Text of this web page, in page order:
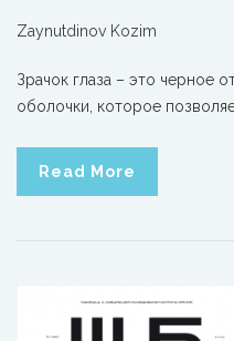
Zaynutdinov Kozim
Зрачок глаза – это черное
оболочки, которое
Read More